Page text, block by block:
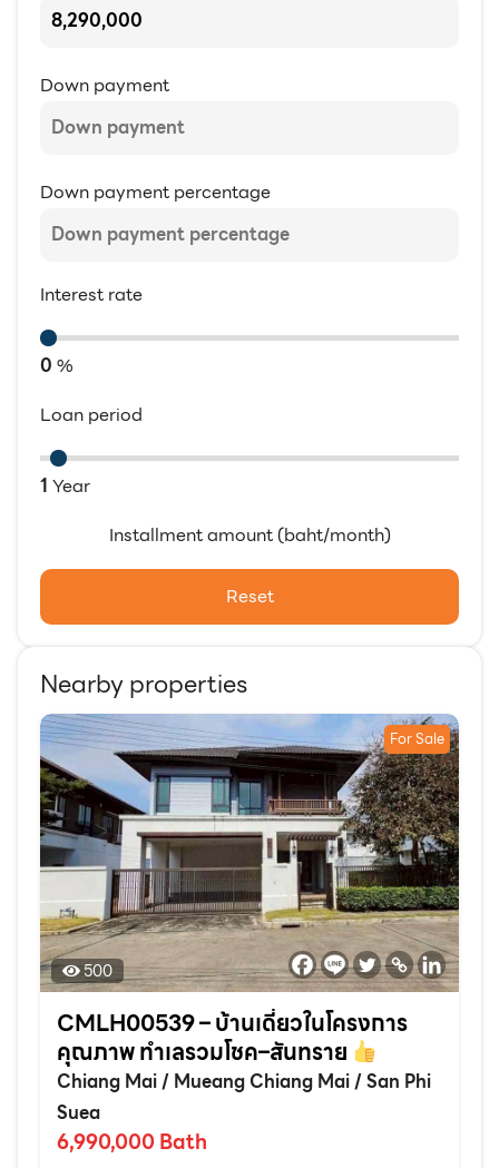
Down payment
Down payment percentage
Interest rate
0 %
Loan period
1 Year
Installment amount (baht/month)
Reset
Nearby properties
For Sale
500
CMLH00539 – บ้านเดี่ยวในโครงการ
คุณภาพ ทำเลรวมโชค–สันทราย
Chiang Mai/ Mueang Chiang Mai/San Phi
Suea
6,990,000 Bath